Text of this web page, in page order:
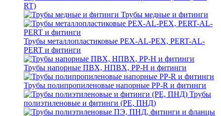
RT)
Трубы медные и фитинги
Трубы металлопластиковые PEX-AL-PEX, PERT-AL-
PERT и фитинги
Трубы напорные ПВХ, НПВХ, PP-H и фитинги
Трубы полипропиленовые напорные PP-R и фитинги
Трубы
полиэтиленовые и фитинги (PE, ПНД)